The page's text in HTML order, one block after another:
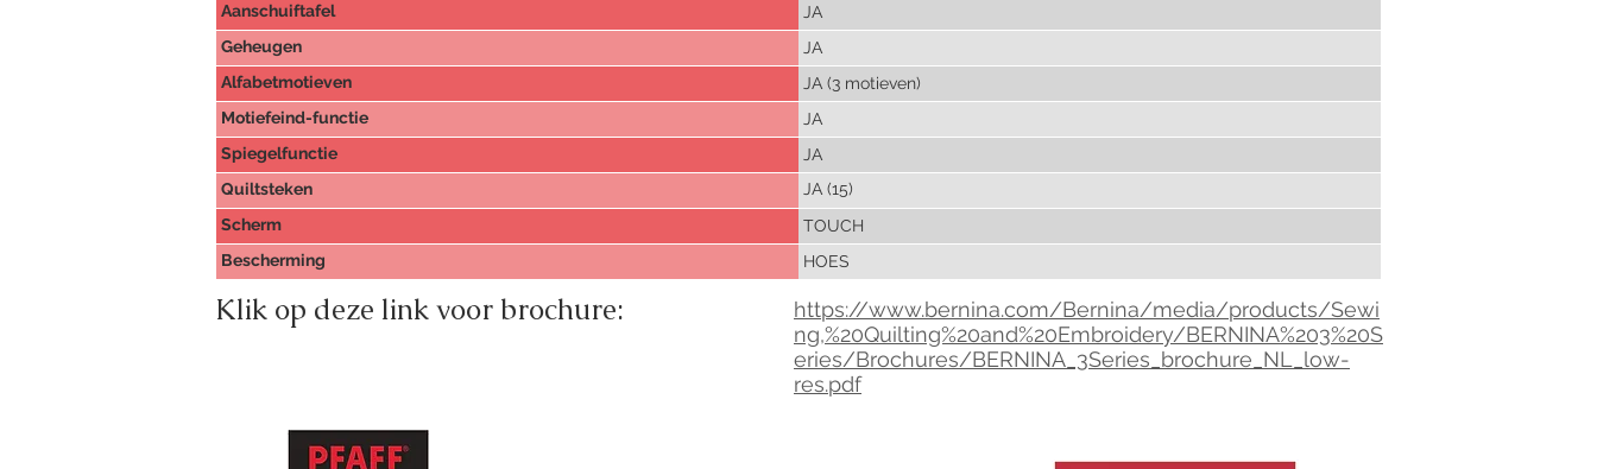
Aanschuiftafel
JA
Geheugen
JA
Alfabetmotieven
JA (3 motieven)
Motiefeind-functie
JA
Spiegelfunctie
JA
Quiltsteken
JA (15)
Scherm
TOUCH
Bescherming
HOES
Klik op deze link voor brochure:
https://www.bernina.com/Bernina/media/products/Sewi
ng,%20Quilting%20and%20Embroidery/BERNINA%203%20S
eries/Brochures/BERNINA_3Series_brochure_NL_low-
res.pdf